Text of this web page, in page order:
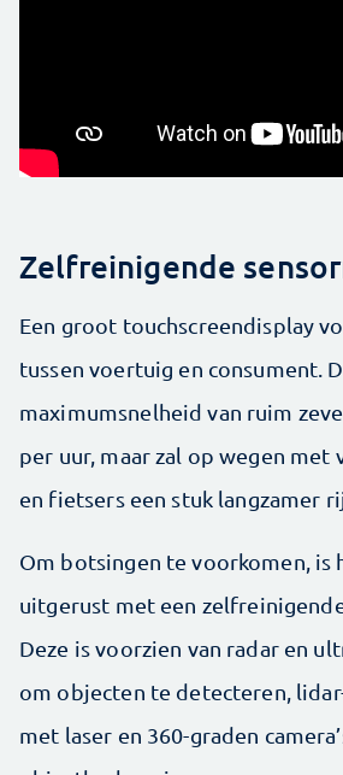
Zelfreinigende
Een groot touchscreendisplay
tussen voertuig en consument.
maximumsnelheid van ruim
per uur, maar zal op wegen met
en fietsers een stuk langzamer
Om botsingen te voorkomen, is
uitgerust met een
Deze is voorzien van radar en
om objecten te detecteren,
met laser en 360-graden